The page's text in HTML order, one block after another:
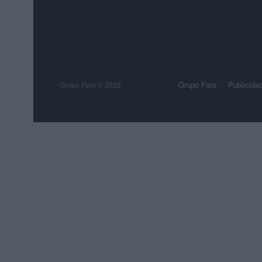
Grupo Faro Publicidad
Grupo Faro © 2023